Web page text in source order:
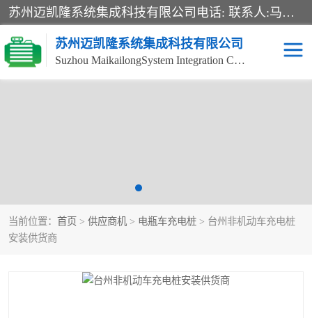
苏州迈凯隆系统集成科技有限公司电话: 联系人:马杰森 销售安装视频监控、报警系统、电话交换机、门禁考勤、巡更系统、呼叫对讲系统、停车场道闸、智能家居、广播系统、综合布线、办公设备、电子商务软件、网络工程、酒店门锁系列 系统集成、VOD视频点播、LED显示屏、节能产品、USP电源、收银机等弱电及智能化项目。
苏州迈凯隆系统集成科技有限公司
Suzhou MaikailongSystem Integration Co., Ltd.
当前位置： 首页 > 供应商机 > 电瓶车充电桩 > 台州非机动车充电桩
安装供货商